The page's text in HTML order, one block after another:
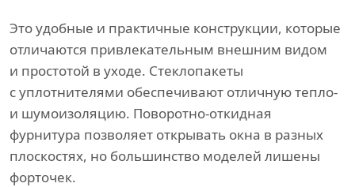
Это удобные и практичные конструкции, которые
отличаются привлекательным внешним видом
и простотой в уходе. Стеклопакеты
с уплотнителями обеспечивают отличную тепло-
и шумоизоляцию. Поворотно-откидная
фурнитура позволяет открывать окна в разных
плоскостях, но большинство моделей лишены
форточек.